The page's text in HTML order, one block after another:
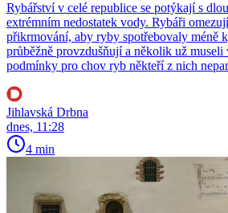
Rybářství v celé republice se potýkají s
extrémním nedostatek vody. Rybáři
přikrmování, aby ryby spotřebovaly méně
průběžně provzdušňují a několik už
podmínky pro chov ryb někteří z nich
Jihlavská Drbna
dnes, 11:28
4 min